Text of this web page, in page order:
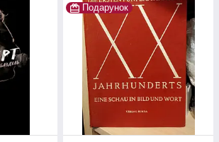
Подарунок